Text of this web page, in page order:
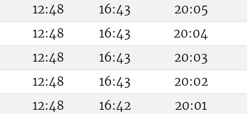
12:48 16:43 20:05
12:48 16:43 20:04
12:48 16:43 20:03
12:48 16:43 20:02
12:48 16:42 20:01